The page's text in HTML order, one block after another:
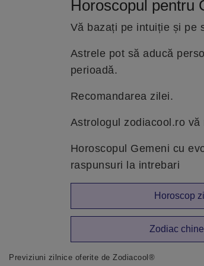
Horoscopul pentru
Vă bazați pe intuiție și pe
Astrele pot să aducă
perioadă.
Recomandarea zilei.
Astrologul zodiacool.ro
Horoscopul Gemeni cu
raspunsuri la intrebari
Horoscop
Zodiac
Previziuni zilnice oferite de Zodiacool®